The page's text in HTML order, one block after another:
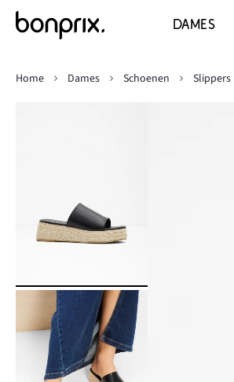
DAMES
Home
Dames Schoenen Slippers